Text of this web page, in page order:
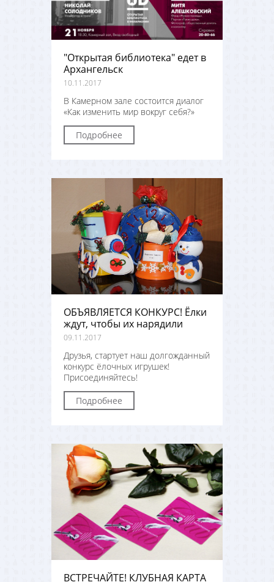
"Открытая библиотека" едет в
Архангельск
10.11.2017
В Камерном зале состоится диалог
«Как изменить мир вокруг себя?»
Подробнее
ОБЪЯВЛЯЕТСЯ КОНКУРС! Ёлки
ждут, чтобы их нарядили
09.11.2017
Друзья, стартует наш долгожданный
конкурс ёлочных игрушек!
Присоединяйтесь!
Подробнее
ВСТРЕЧАЙТЕ! КЛУБНАЯ КАРТА